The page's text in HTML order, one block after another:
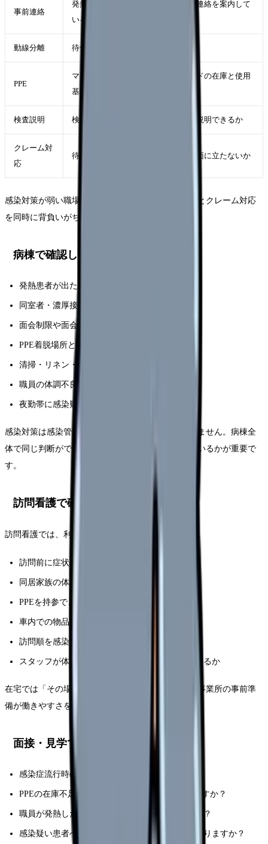
事前連絡
発熱・咳・発疹などの患者に来院前連絡を案内して
いるか
動線分離 待合、受付、会計まで分けられるか
PPE
マスク、手袋、ガウン、アイシールドの在庫と使用
基準
検査説明 検査の対象、所要時間、待機場所が説明できるか
クレーム対
応
待機やマスク依頼で看護師だけが矢面に立たないか
感染対策が弱い職場では、現場の看護師が患者対応とクレーム対応
を同時に背負いがちです。
病棟で確認したいこと
発熱患者が出たときの報告ライン
同室者・濃厚接触相当者への観察項目
面会制限や面会ルールの説明担当
PPE着脱場所と廃棄動線
清掃・リネン・食事配膳との役割分担
職員の体調不良時の勤務判断
夜勤帯に感染疑いが出たときの応援体制
感染対策は感染管理認定看護師だけの仕事ではありません。病棟全
体で同じ判断ができるよう、手順が見える化されているかが重要で
す。
訪問看護で確認したいこと
訪問看護では、利用者宅の環境差が大きくなります。
訪問前に症状確認の電話ができるか
同居家族の体調も確認する運用があるか
PPEを持参できる在庫管理があるか
車内での物品保管・廃棄ルールがあるか
訪問順を感染リスクで調整できるか
スタッフが体調不良のとき代替訪問者を確保できるか
在宅では「その場で何とかする」場面が多いため、事業所の事前準
備が働きやすさを左右します。
面接・見学で聞く質問
感染症流行時の外来動線はどう分けていますか？
PPEの在庫不足が起きたときの対応手順はありますか？
職員が発熱した場合、出勤判断は誰が行いますか？
感染疑い患者への対応は新人・中途にも研修がありますか？